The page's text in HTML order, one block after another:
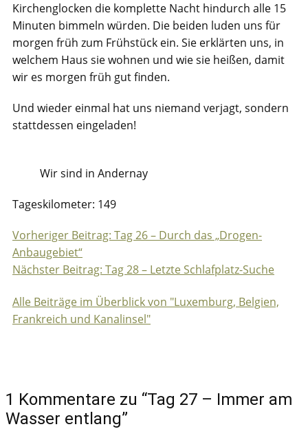
Kirchenglocken die komplette Nacht hindurch alle 15
Minuten bimmeln würden. Die beiden luden uns für
morgen früh zum Frühstück ein. Sie erklärten uns, in
welchem Haus sie wohnen und wie sie heißen, damit
wir es morgen früh gut finden.
Und wieder einmal hat uns niemand verjagt, sondern
stattdessen eingeladen!
Wir sind in Andernay
Tageskilometer: 149
Beitragsnavigation
Vorheriger Beitrag: Tag 26 – Durch das „Drogen-
Anbaugebiet“
Nächster Beitrag: Tag 28 – Letzte Schlafplatz-Suche
Alle Beiträge im Überblick von "Luxemburg, Belgien,
Frankreich und Kanalinsel"
1 Kommentare zu “Tag 27 – Immer am
Wasser entlang”